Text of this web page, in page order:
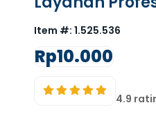
Item #: 1.525.536
Rp10.000
4.9